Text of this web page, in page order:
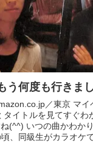
何度も行きま
／東京 マイ
タイトルを見てすぐわ
(^^) いつの曲かわか
、同級生がカラオケ